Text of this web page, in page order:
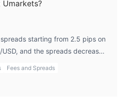
starting from 2.5 pips on
and the spreads decrease
For instance, the Platinum
so I would consider the
Fees and Spreads